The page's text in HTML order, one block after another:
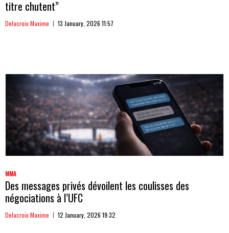
titre chutent”
Delacroix Maxime 13 January, 2026 11:57
MMA
Des messages privés dévoilent les coulisses des
négociations à l’UFC
Delacroix Maxime 12 January, 2026 19:32